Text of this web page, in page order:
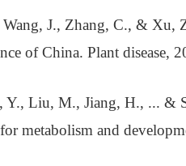
J., Zhang, C., & Xu,
of China. Plant disease,
Y., Liu, M., Jiang, H., ... &
metabolism and